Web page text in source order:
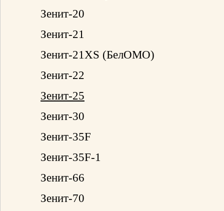
Зенит-20
Зенит-21
Зенит-21XS (БелОМО)
Зенит-22
Зенит-25
Зенит-30
Зенит-35F
Зенит-35F-1
Зенит-66
Зенит-70